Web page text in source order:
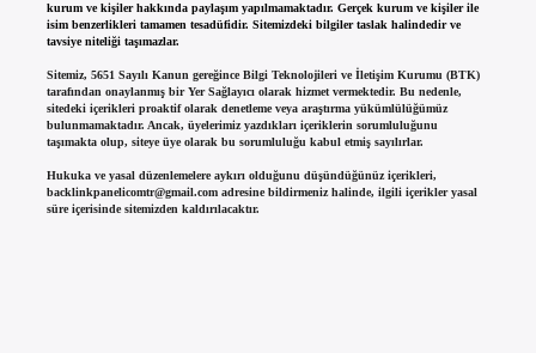
kurum ve kişiler hakkında paylaşım yapılmamaktadır. Gerçek kurum ve kişiler ile
isim benzerlikleri tamamen tesadüfidir. Sitemizdeki bilgiler taslak halindedir ve
tavsiye niteliği taşımazlar.
Sitemiz, 5651 Sayılı Kanun gereğince Bilgi Teknolojileri ve İletişim Kurumu (BTK)
tarafından onaylanmış bir Yer Sağlayıcı olarak hizmet vermektedir. Bu nedenle,
sitedeki içerikleri proaktif olarak denetleme veya araştırma yükümlülüğümüz
bulunmamaktadır. Ancak, üyelerimiz yazdıkları içeriklerin sorumluluğunu
taşımakta olup, siteye üye olarak bu sorumluluğu kabul etmiş sayılırlar.
Hukuka ve yasal düzenlemelere aykırı olduğunu düşündüğünüz içerikleri,
backlinkpanelicomtr@gmail.comadresine bildirmeniz halinde, ilgili içerikler yasal
süre içerisinde sitemizden kaldırılacaktır.